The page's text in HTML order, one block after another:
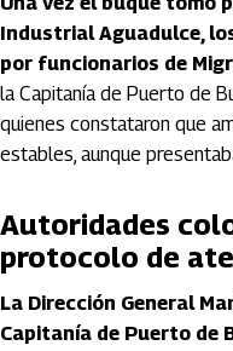
Industrial Aguadulce,
por funcionarios de
la Capitanía de Puerto de
quienes constataron que
estables, aunque
Autoridades
protocolo de
La Dirección General
Capitanía de Puerto de